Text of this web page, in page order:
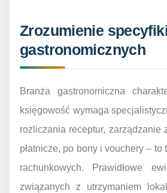
Zrozumienie
gastronomicznych
Branża gastronomiczna
księgowość wymaga
rozliczania receptur, zarządzanie
płatnicze, po bony i vouchery –
rachunkowych. Prawidłowe
związanych z utrzymaniem